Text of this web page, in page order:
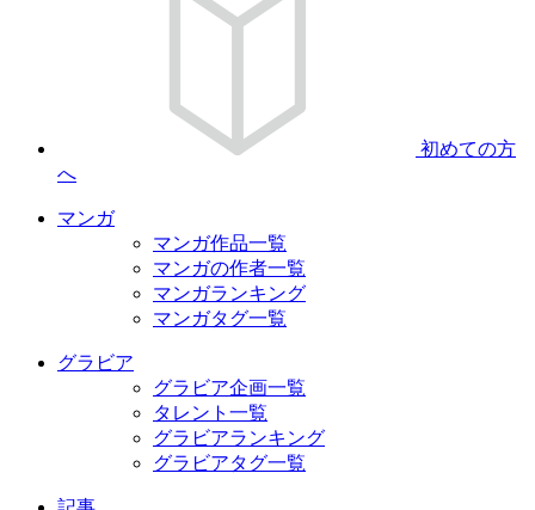
初めての方
へ
マンガ
マンガ作品一覧
マンガの作者一覧
マンガランキング
マンガタグ一覧
グラビア
グラビア企画一覧
タレント一覧
グラビアランキング
グラビアタグ一覧